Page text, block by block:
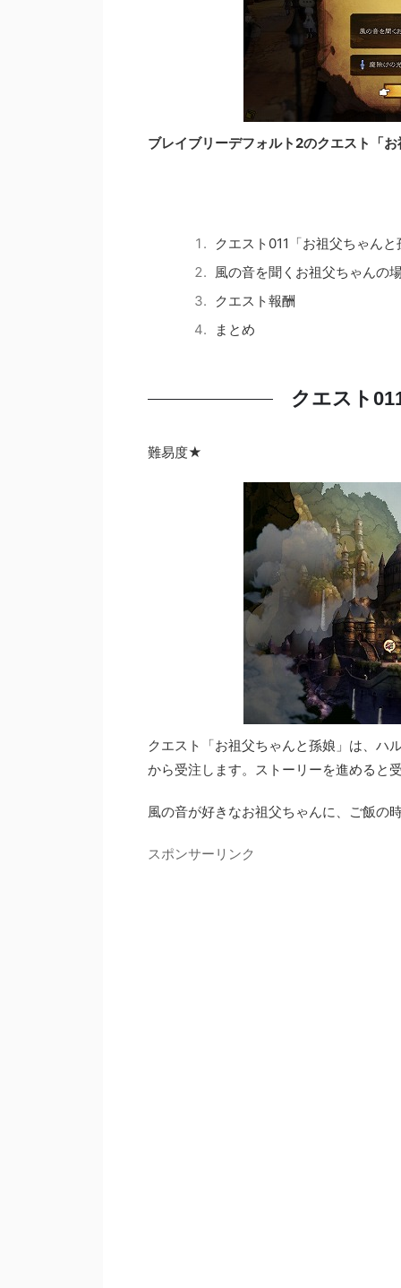
ブレイブリーデフォルト2のクエスト「
クエスト011「お祖父ちゃんと
風の音を聞くお祖父ちゃんの
クエスト報酬
まとめ
クエスト
難易度★
クエスト「お祖父ちゃんと孫娘」は、ハ
から受注します。ストーリーを進めると
風の音が好きなお祖父ちゃんに、ご飯の
スポンサーリンク